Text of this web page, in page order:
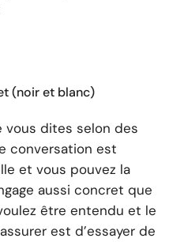
(noir et blanc)
vous dites selon des
conversation est
et vous pouvez la
aussi concret que
être entendu et le
est d’essayer de